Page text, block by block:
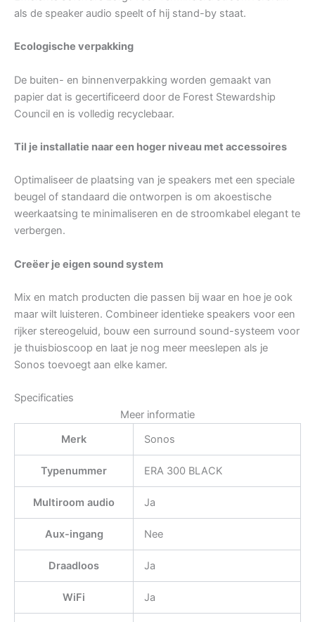
als de speaker audio speelt of hij stand-by staat.
Ecologische verpakking
De buiten- en binnenverpakking worden gemaakt van
papier dat is gecertificeerd door de Forest Stewardship
Council en is volledig recyclebaar.
Til je installatie naar een hoger niveau met accessoires
Optimaliseer de plaatsing van je speakers met een speciale
beugel of standaard die ontworpen is om akoestische
weerkaatsing te minimaliseren en de stroomkabel elegant te
verbergen.
Creëer je eigen sound system
Mix en match producten die passen bij waar en hoe je ook
maar wilt luisteren. Combineer identieke speakers voor een
rijker stereogeluid, bouw een surround sound-systeem voor
je thuisbioscoop en laat je nog meer meeslepen als je
Sonos toevoegt aan elke kamer.
Specificaties
Meer informatie
Merk
Sonos
Typenummer ERA 300 BLACK
Multiroom audio Ja
Aux-ingang Nee
Draadloos Ja
WiFi Ja